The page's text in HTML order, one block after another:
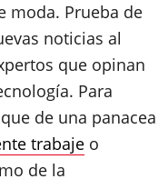
moda. Prueba de
noticias al
que opinan
Para
de una panacea
trabaje o
de la